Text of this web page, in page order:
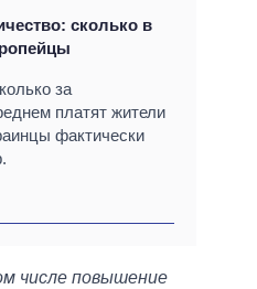
сколько в
за
платят жители
фактически
числе повышение